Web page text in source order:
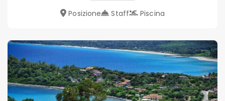
Posizione Staff Piscina